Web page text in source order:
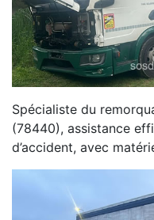
Spécialiste du
(78440), assistance
d’accident, avec